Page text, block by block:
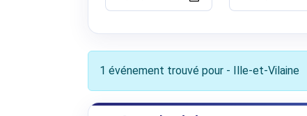
1 événement trouvé pour - Ille-et-Vilaine